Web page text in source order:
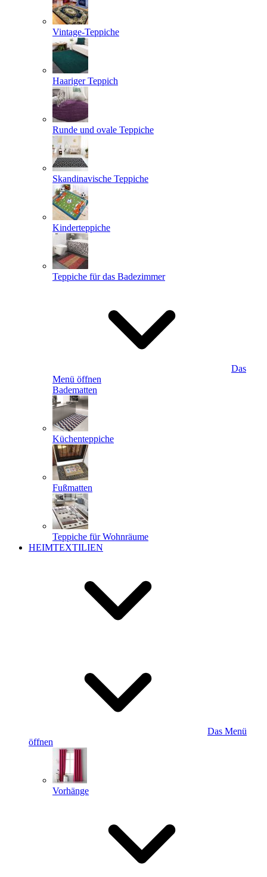
Vintage-Teppiche
Haariger Teppich
Runde und ovale Teppiche
Skandinavische Teppiche
Kinderteppiche
Teppiche für das Badezimmer
Das
Menü öffnen
Badematten
Küchenteppiche
Fußmatten
Teppiche für Wohnräume
HEIMTEXTILIEN
Das Menü
öffnen
Vorhänge